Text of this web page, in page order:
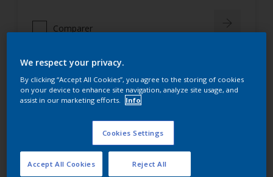
Comparer
Alpha Rezisto Easy Clean Mat Velouté
Nettoyage facile des taches grâce
à l'effet perlant
Lessivable
We respect your privacy.
By clicking “Accept All Cookies”, you agree to the storing of cookies
on your device to enhance site navigation, analyze site usage, and
assist in our marketing efforts.
Info
Cookies Settings
Reject All
Accept All Cookies